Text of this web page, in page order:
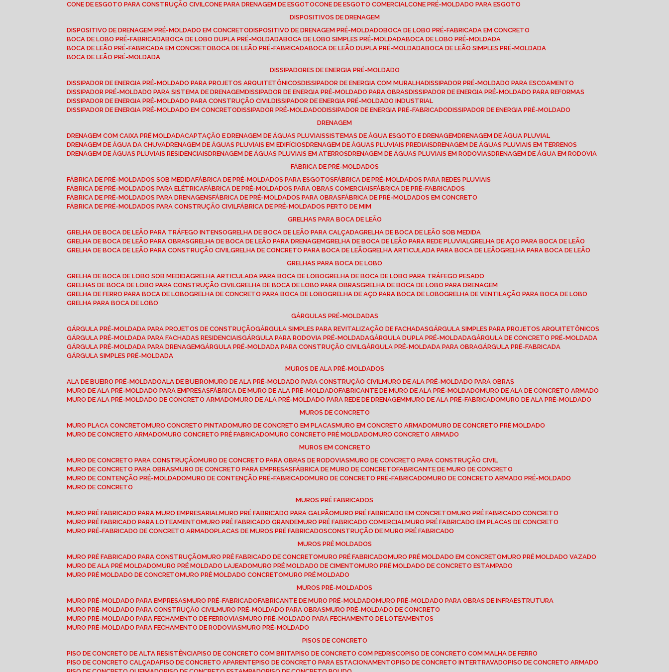
CONE DE ESGOTO PARA CONSTRUÇÃO CIVIL CONE PARA DRENAGEM DE ESGOTO CONE DE ESGOTO COMERCIAL CONE PRÉ-MOLDADO PARA ESGOTO
DISPOSITIVOS DE DRENAGEM
DISPOSITIVO DE DRENAGEM PRÉ-MOLDADO EM CONCRETO DISPOSITIVO DE DRENAGEM PRÉ-MOLDADO BOCA DE LOBO PRÉ-FABRICADA EM CONCRETO
BOCA DE LOBO PRÉ-FABRICADA BOCA DE LOBO DUPLA PRÉ-MOLDADA BOCA DE LOBO SIMPLES PRÉ-MOLDADA BOCA DE LOBO PRÉ-MOLDADA
BOCA DE LEÃO PRÉ-FABRICADA EM CONCRETO BOCA DE LEÃO PRÉ-FABRICADA BOCA DE LEÃO DUPLA PRÉ-MOLDADA BOCA DE LEÃO SIMPLES PRÉ-MOLDADA
BOCA DE LEÃO PRÉ-MOLDADA
DISSIPADORES DE ENERGIA PRÉ-MOLDADO
DISSIPADOR DE ENERGIA PRÉ-MOLDADO PARA PROJETOS ARQUITETÔNICOS DISSIPADOR DE ENERGIA COM MURALHA DISSIPADOR PRÉ-MOLDADO PARA ESCOAMENTO
DISSIPADOR PRÉ-MOLDADO PARA SISTEMA DE DRENAGEM DISSIPADOR DE ENERGIA PRÉ-MOLDADO PARA OBRAS DISSIPADOR DE ENERGIA PRÉ-MOLDADO PARA REFORMAS
DISSIPADOR DE ENERGIA PRÉ-MOLDADO PARA CONSTRUÇÃO CIVIL DISSIPADOR DE ENERGIA PRÉ-MOLDADO INDUSTRIAL
DISSIPADOR DE ENERGIA PRÉ-MOLDADO EM CONCRETO DISSIPADOR PRÉ-MOLDADO DISSIPADOR DE ENERGIA PRÉ-FABRICADO DISSIPADOR DE ENERGIA PRÉ-MOLDADO
DRENAGEM
DRENAGEM COM CAIXA PRÉ MOLDADA CAPTAÇÃO E DRENAGEM DE ÁGUAS PLUVIAIS SISTEMAS DE ÁGUA ESGOTO E DRENAGEM DRENAGEM DE ÁGUA PLUVIAL
DRENAGEM DE ÁGUA DA CHUVA DRENAGEM DE ÁGUAS PLUVIAIS EM EDIFÍCIOS DRENAGEM DE ÁGUAS PLUVIAIS PREDIAIS DRENAGEM DE ÁGUAS PLUVIAIS EM TERRENOS
DRENAGEM DE ÁGUAS PLUVIAIS RESIDENCIAIS DRENAGEM DE ÁGUAS PLUVIAIS EM ATERROS DRENAGEM DE ÁGUAS PLUVIAIS EM RODOVIAS DRENAGEM DE ÁGUA EM RODOVIA
FÁBRICA DE PRÉ-MOLDADOS
FÁBRICA DE PRÉ-MOLDADOS SOB MEDIDA FÁBRICA DE PRÉ-MOLDADOS PARA ESGOTOS FÁBRICA DE PRÉ-MOLDADOS PARA REDES PLUVIAIS
FÁBRICA DE PRÉ-MOLDADOS PARA ELÉTRICA FÁBRICA DE PRÉ-MOLDADOS PARA OBRAS COMERCIAIS FÁBRICA DE PRÉ-FABRICADOS
FÁBRICA DE PRÉ-MOLDADOS PARA DRENAGENS FÁBRICA DE PRÉ-MOLDADOS PARA OBRAS FÁBRICA DE PRÉ-MOLDADOS EM CONCRETO
FÁBRICA DE PRÉ-MOLDADOS PARA CONSTRUÇÃO CIVIL FÁBRICA DE PRÉ-MOLDADOS PERTO DE MIM
GRELHAS PARA BOCA DE LEÃO
GRELHA DE BOCA DE LEÃO PARA TRÁFEGO INTENSO
GRELHA DE BOCA DE LEÃO PARA CALÇADA
GRELHA DE BOCA DE LEÃO SOB MEDIDA
GRELHA DE BOCA DE LEÃO PARA OBRAS
GRELHA DE BOCA DE LEÃO PARA DRENAGEM GRELHA DE BOCA DE LEÃO PARA REDE PLUVIAL
GRELHA DE AÇO PARA BOCA DE LEÃO
GRELHA DE BOCA DE LEÃO PARA CONSTRUÇÃO CIVIL
GRELHA DE CONCRETO PARA BOCA DE LEÃO GRELHA ARTICULADA PARA BOCA DE LEÃO
GRELHA PARA BOCA DE LEÃO
GRELHAS PARA BOCA DE LOBO
GRELHA DE BOCA DE LOBO SOB MEDIDA
GRELHA ARTICULADA PARA BOCA DE LOBO
GRELHA DE BOCA DE LOBO PARA TRÁFEGO PESADO
GRELHAS DE BOCA DE LOBO PARA CONSTRUÇÃO CIVIL
GRELHA DE BOCA DE LOBO PARA OBRAS
GRELHA DE BOCA DE LOBO PARA DRENAGEM
GRELHA DE FERRO PARA BOCA DE LOBO
GRELHA DE CONCRETO PARA BOCA DE LOBO GRELHA DE AÇO PARA BOCA DE LOBO
GRELHA DE VENTILAÇÃO PARA BOCA DE LOBO
GRELHA PARA BOCA DE LOBO
GÁRGULAS PRÉ-MOLDADAS
GÁRGULA PRÉ-MOLDADA PARA PROJETOS DE CONSTRUÇÃO
GÁRGULA SIMPLES PARA REVITALIZAÇÃO DE FACHADAS
GÁRGULA SIMPLES PARA PROJETOS ARQUITETÔNICOS
GÁRGULA PRÉ-MOLDADA PARA FACHADAS RESIDENCIAIS
GÁRGULA PARA RODOVIA PRÉ-MOLDADA GÁRGULA DUPLA PRÉ-MOLDADA
GÁRGULA DE CONCRETO PRÉ-MOLDADA
GÁRGULA PRÉ-MOLDADA PARA DRENAGEM
GÁRGULA PRÉ-MOLDADA PARA CONSTRUÇÃO CIVIL GÁRGULA PRÉ-MOLDADA PARA OBRA
GÁRGULA PRÉ-FABRICADA
GÁRGULA SIMPLES PRÉ-MOLDADA
MUROS DE ALA PRÉ-MOLDADOS
ALA DE BUEIRO PRÉ-MOLDADO ALA DE BUEIRO MURO DE ALA PRÉ-MOLDADO PARA CONSTRUÇÃO CIVIL
MURO DE ALA PRÉ-MOLDADO PARA OBRAS
MURO DE ALA PRÉ-MOLDADO PARA EMPRESAS FÁBRICA DE MURO DE ALA PRÉ-MOLDADO FABRICANTE DE MURO DE ALA PRÉ-MOLDADO
MURO DE ALA DE CONCRETO ARMADO
MURO DE ALA PRÉ-MOLDADO DE CONCRETO ARMADO
MURO DE ALA PRÉ-MOLDADO PARA REDE DE DRENAGEM MURO DE ALA PRÉ-FABRICADO
MURO DE ALA PRÉ-MOLDADO
MUROS DE CONCRETO
MURO PLACA CONCRETO
MURO CONCRETO PINTADO MURO DE CONCRETO EM PLACAS MURO EM CONCRETO ARMADO
MURO DE CONCRETO PRÉ MOLDADO
MURO DE CONCRETO ARMADO
MURO CONCRETO PRÉ FABRICADO MURO CONCRETO PRÉ MOLDADO
MURO CONCRETO ARMADO
MUROS EM CONCRETO
MURO DE CONCRETO PARA CONSTRUÇÃO
MURO DE CONCRETO PARA OBRAS DE RODOVIAS
MURO DE CONCRETO PARA CONSTRUÇÃO CIVIL
MURO DE CONCRETO PARA OBRAS
MURO DE CONCRETO PARA EMPRESAS FÁBRICA DE MURO DE CONCRETO FABRICANTE DE MURO DE CONCRETO
MURO DE CONTENÇÃO PRÉ-MOLDADO
MURO DE CONTENÇÃO PRÉ-FABRICADO MURO DE CONCRETO PRÉ-FABRICADO
MURO DE CONCRETO ARMADO PRÉ-MOLDADO
MURO DE CONCRETO
MUROS PRÉ FABRICADOS
MURO PRÉ FABRICADO PARA MURO EMPRESARIAL
MURO PRÉ FABRICADO PARA GALPÃO MURO PRÉ FABRICADO EM CONCRETO
MURO PRÉ FABRICADO CONCRETO
MURO PRÉ FABRICADO PARA LOTEAMENTO
MURO PRÉ FABRICADO GRANDE MURO PRÉ FABRICADO COMERCIAL
MURO PRÉ FABRICADO EM PLACAS DE CONCRETO
MURO PRÉ-FABRICADO DE CONCRETO ARMADO PLACAS DE MUROS PRÉ FABRICADOS CONSTRUÇÃO DE MURO PRÉ FABRICADO
MUROS PRÉ MOLDADOS
MURO PRÉ FABRICADO PARA CONSTRUÇÃO
MURO PRÉ FABRICADO DE CONCRETO MURO PRÉ FABRICADO MURO PRÉ MOLDADO EM CONCRETO
MURO PRÉ MOLDADO VAZADO
MURO DE ALA PRÉ MOLDADO
MURO PRÉ MOLDADO LAJEADO MURO PRÉ MOLDADO DE CIMENTO
MURO PRÉ MOLDADO DE CONCRETO ESTAMPADO
MURO PRÉ MOLDADO DE CONCRETO
MURO PRÉ MOLDADO CONCRETO
MURO PRÉ MOLDADO
MUROS PRÉ-MOLDADOS
MURO PRÉ-MOLDADO PARA EMPRESAS
MURO PRÉ-FABRICADO FABRICANTE DE MURO PRÉ-MOLDADO
MURO PRÉ-MOLDADO PARA OBRAS DE INFRAESTRUTURA
MURO PRÉ-MOLDADO PARA CONSTRUÇÃO CIVIL
MURO PRÉ-MOLDADO PARA OBRAS
MURO PRÉ-MOLDADO DE CONCRETO
MURO PRÉ-MOLDADO PARA FECHAMENTO DE FERROVIAS
MURO PRÉ-MOLDADO PARA FECHAMENTO DE LOTEAMENTOS
MURO PRÉ-MOLDADO PARA FECHAMENTO DE RODOVIAS
MURO PRÉ-MOLDADO
PISOS DE CONCRETO
PISO DE CONCRETO DE ALTA RESISTÊNCIA PISO DE CONCRETO COM BRITA PISO DE CONCRETO COM PEDRISCO PISO DE CONCRETO COM MALHA DE FERRO
PISO DE CONCRETO CALÇADA PISO DE CONCRETO APARENTE PISO DE CONCRETO PARA ESTACIONAMENTO PISO DE CONCRETO INTERTRAVADO PISO DE CONCRETO ARMADO